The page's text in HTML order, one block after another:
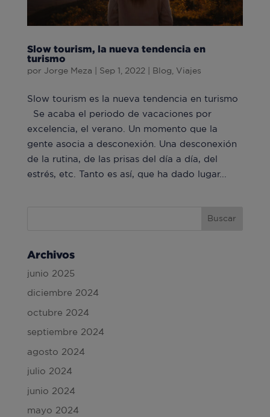
Slow tourism, la nueva tendencia en
turismo
por Jorge Meza Sep 1, 2022| Blog Viajes
Slow tourism es la nueva tendencia en turismo
Se acaba el periodo de vacaciones por
excelencia, el verano. Un momento que la
gente asocia a desconexión. Una desconexión
de la rutina, de las prisas del día a día, del
estrés, etc. Tanto es así, que ha dado lugar...
Archivos
junio 2025
diciembre 2024
octubre 2024
septiembre 2024
agosto 2024
julio 2024
junio 2024
mayo 2024